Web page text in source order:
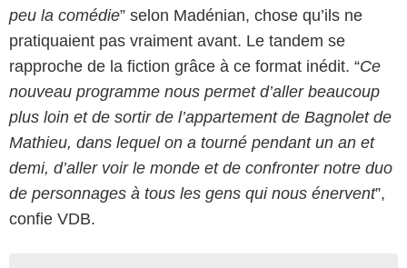
peu la comédie” selon Madénian, chose qu’ils ne
pratiquaient pas vraiment avant. Le tandem se
rapproche de la fiction grâce à ce format inédit. “Ce
nouveau programme nous permet d’aller beaucoup
plus loin et de sortir de l’appartement de Bagnolet de
Mathieu, dans lequel on a tourné pendant un an et
demi, d’aller voir le monde et de confronter notre duo
de personnages à tous les gens qui nous énervent”,
confie VDB.